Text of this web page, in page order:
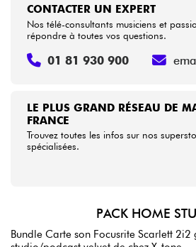
LE PLUS GRAND RÉSEAU DE
FRANCE
Trouvez toutes les infos sur nos
spécialisées.
CONTACTER UN EXPERT
Nos télé-consultants musiciens et
répondre à toutes vos questions.
01 81 930 900
PACK HOME
Bundle Carte son Focusrite Scarlett